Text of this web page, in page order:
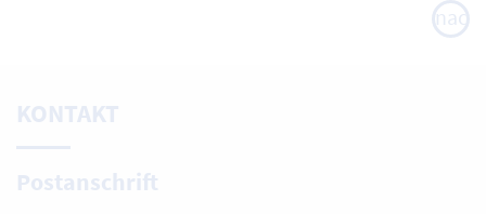
nach
oben
KONTAKT
Postanschrift